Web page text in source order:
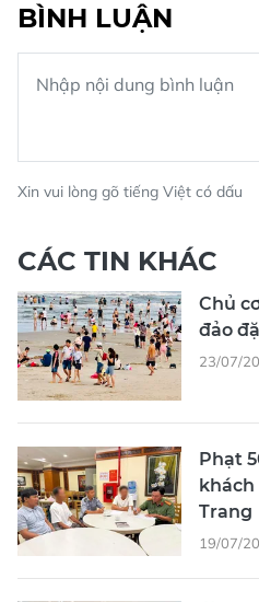
BÌNH LUẬN
Xin vui lòng gõ tiếng Việt có dấu
CÁC TIN KHÁC
Chủ
đảo
23/07/
Phạt
khách
Trang
19/07/